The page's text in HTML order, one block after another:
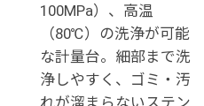
100MPa）、高温
（80℃）の洗浄が可能
な計量台。細部まで洗
浄しやすく、ゴミ・汚
れが溜まらないステン